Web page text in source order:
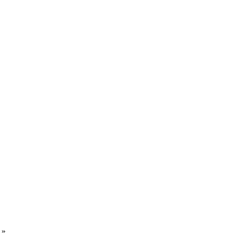
»